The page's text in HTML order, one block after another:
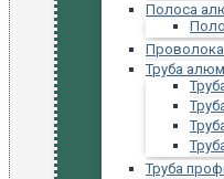
Полоса
Труба
Труба